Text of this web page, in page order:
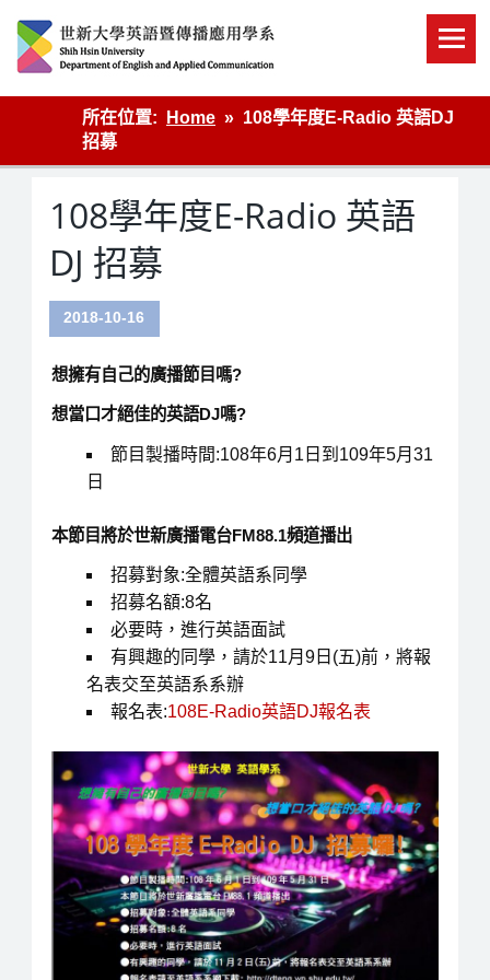
content
英語傳播
所在位置:
Home
108學年度E-Radio 英語DJ
招募
108學年度E-Radio 英語
DJ 招募
2018-10-16
想擁有自己的廣播節目嗎?
想當口才絕佳的英語DJ嗎?
節目製播時間:108年6月1日到109年5月31
日
本節目將於世新廣播電台FM88.1頻道播出
招募對象:全體英語系同學
招募名額:8名
必要時，進行英語面試
有興趣的同學，請於11月9日(五)前，將報
名表交至英語系系辦
報名表:108E-Radio英語DJ報名表